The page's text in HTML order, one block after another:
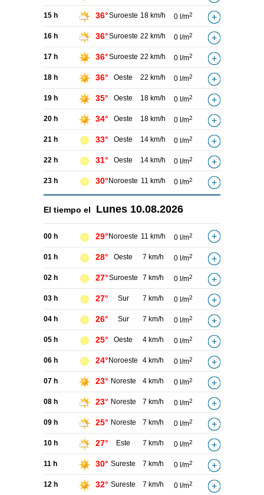
15 h 36°Suroeste 18 km/h 0 l/m2
16 h 36°Suroeste 22 km/h 0 l/m2
17 h 36°Suroeste 22 km/h 0 l/m2
18 h 36° Oeste 22 km/h 0 l/m2
19 h 35° Oeste 18 km/h 0 l/m2
20 h 34° Oeste 18 km/h 0 l/m2
21 h 33° Oeste 14 km/h 0 l/m2
22 h 31° Oeste 14 km/h 0 l/m2
23 h 30° Noroeste 11 km/h 0 l/m2
El tiempo el Lunes 10.08.2026
00 h 29° Noroeste 11 km/h 0 l/m2
01 h 28° Oeste 7 km/h 0 l/m2
02 h 27°Suroeste 7 km/h 0 l/m2
03 h 27° Sur 7 km/h 0 l/m2
04 h 26° Sur 7 km/h 0 l/m2
05 h 25° Oeste 4 km/h 0 l/m2
06 h 24° Noroeste 4 km/h 0 l/m2
07 h 23° Noreste 4 km/h 0 l/m2
08 h 23° Noreste 7 km/h 0 l/m2
09 h 25° Noreste 7 km/h 0 l/m2
10 h 27° Este 7 km/h 0 l/m2
11 h 30° Sureste 7 km/h 0 l/m2
12 h 32° Sureste 7 km/h 0 l/m2